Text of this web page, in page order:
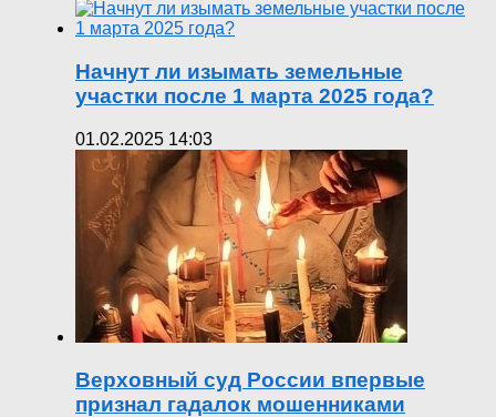
Начнут ли изымать земельные
участки после 1 марта 2025 года?
01.02.2025 14:03
Верховный суд России впервые
признал гадалок мошенниками